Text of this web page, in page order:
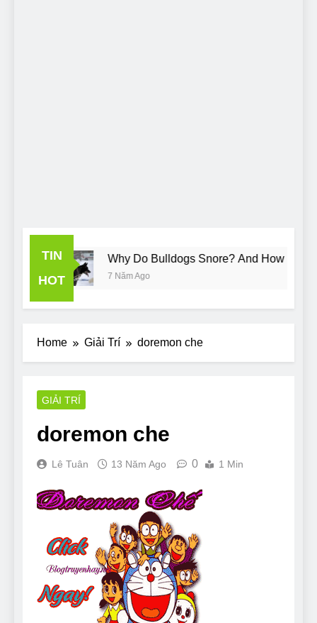
TIN
HOT
Why Do Bulldogs Snore? And How to
7 Năm Ago
Home Giải Trí doremon che
GIẢI TRÍ
doremon che
Lê Tuân 13 Năm Ago 0 1 Min